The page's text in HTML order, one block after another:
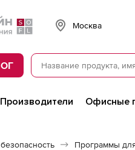
Москва
Производители Офисные
Программы